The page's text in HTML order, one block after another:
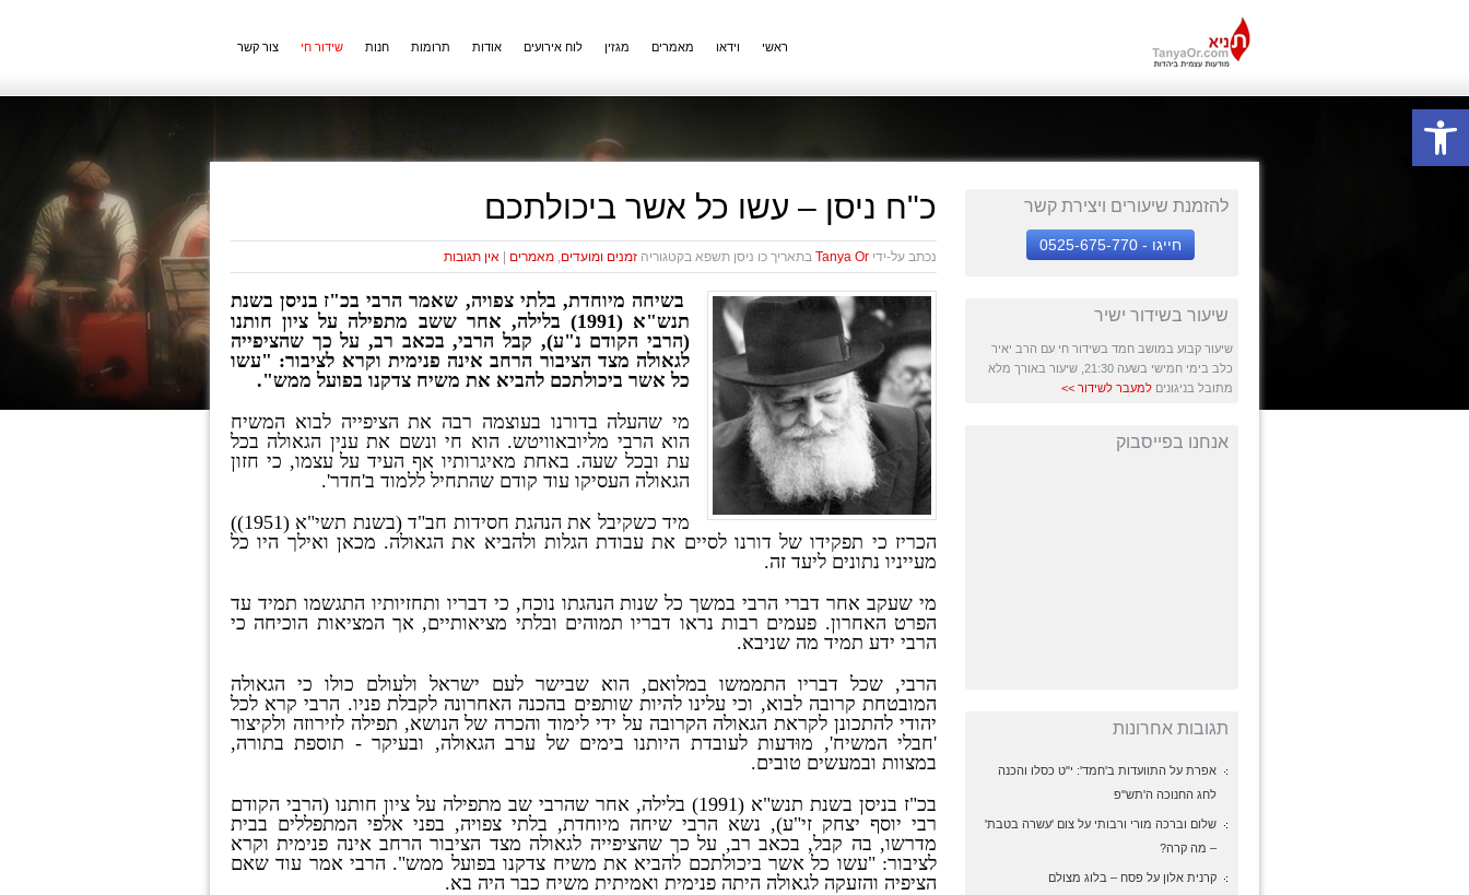
ראשי וידאו מאמרים מגזין לוח אירועים אודות תרומות חנות שידור חי צור קשר
כ"ח ניסן – עשו כל אשר ביכולתכם
נכתב על-ידי Tanya Or בתאריך ‍‍כו ניסן תשפא בקטגוריה זמנים ומועדים, מאמרים אין תגובות
בשיחה מיוחדת, בלתי צפויה, שאמר הרבי בכ"ז בניסן בשנת
תנש"א(1991) בלילה, אחר ששב מתפילה על ציון חותנו
(הרבי הקודם נ"ע), קבל הרבי, בכאב רב, על כך שהציפייה
לגאולה מצד הציבור הרחב אינה פנימית וקרא לציבור: "עשו
כל אשר ביכולתכם להביא את משיח צדקנו בפועל ממש".
מי שהעלה בדורנו בעוצמה רבה את הציפייה לבוא המשיח
הוא הרבי מליובאוויטש. הוא חי ונשם את ענין הגאולה בכל
עת ובכל שעה. באחת מאיגרותיו אף העיד על עצמו, כי חזון
הגאולה העסיקו עוד קודם שהתחיל ללמוד ב'חדר'.
מיד כשקיבל את הנהגת חסידות חב"ד(בשנת תשי"א (1951))
הכריז כי תפקידו של דורנו לסיים את עבודת הגלות ולהביא את הגאולה. מכאן ואילך היו כל
מעייניו נתונים ליעד זה.
מי שעקב אחר דברי הרבי במשך כל שנות הנהגתו נוכח, כי דבריו ותחזיותיו התגשמו תמיד עד
הפרט האחרון. פעמים רבות נראו דבריו תמוהים ובלתי מציאותיים, אך המציאות הוכיחה כי
הרבי ידע תמיד מה שניבא.
הרבי, שכל דבריו התממשו במלואם, הוא שבישר לעם ישראל ולעולם כולו כי הגאולה
המובטחת קרובה לבוא, וכי עלינו להיות שותפים בהכנה האחרונה לקבלת פניו. הרבי קרא לכל
יהודי להתכונן לקראת הגאולה הקרובה על ידי לימוד והכרה של הנושא, תפילה לזירוזה ולקיצור
'חבלי המשיח', מוּדעות לעובדת היותנו בימים של ערב הגאולה, ובעיקר- תוספת בתורה,
במצוות ובמעשים טובים.
בכ"ז בניסן בשנת תנש"א (1991) בלילה, אחר שהרבי שב מתפילה על ציון חותנו (הרבי הקודם
רבי יוסף יצחק זי"ע), נשא הרבי שיחה מיוחדת, בלתי צפויה, בפני אלפי המתפללים בבית
מדרשו, בה קבל, בכאב רב, על כך שהציפייה לגאולה מצד הציבור הרחב אינה פנימית וקרא
לציבור: "עשו כל אשר ביכולתכם להביא את משיח צדקנו בפועל ממש". הרבי אמר עוד שאם
הציפיה והזעקה לגאולה היתה פנימית ואמיתית משיח כבר היה בא.
להזמנת שיעורים ויצירת קשר
חייגו - 0525-675-770
שיעור בשידור ישיר
שיעור קבוע במושב חמד בשידור חי עם הרב יאיר
כלב בימי חמישי בשעה 21:30, שיעור באורך מלא
מתובל בניגונים למעבר לשידור >>
אנחנו בפייסבוק
תגובות אחרונות
אפרת על התוועדות ב'חמד': י"ט כסלו והכנה
לחג החנוכה ה'תש"פ
שלום וברכה מורי ורבותי על צום 'עשרה בטבת'
– מה קרה?
קרנית אלון על פסח – בלוג מצולם
Open toolbar